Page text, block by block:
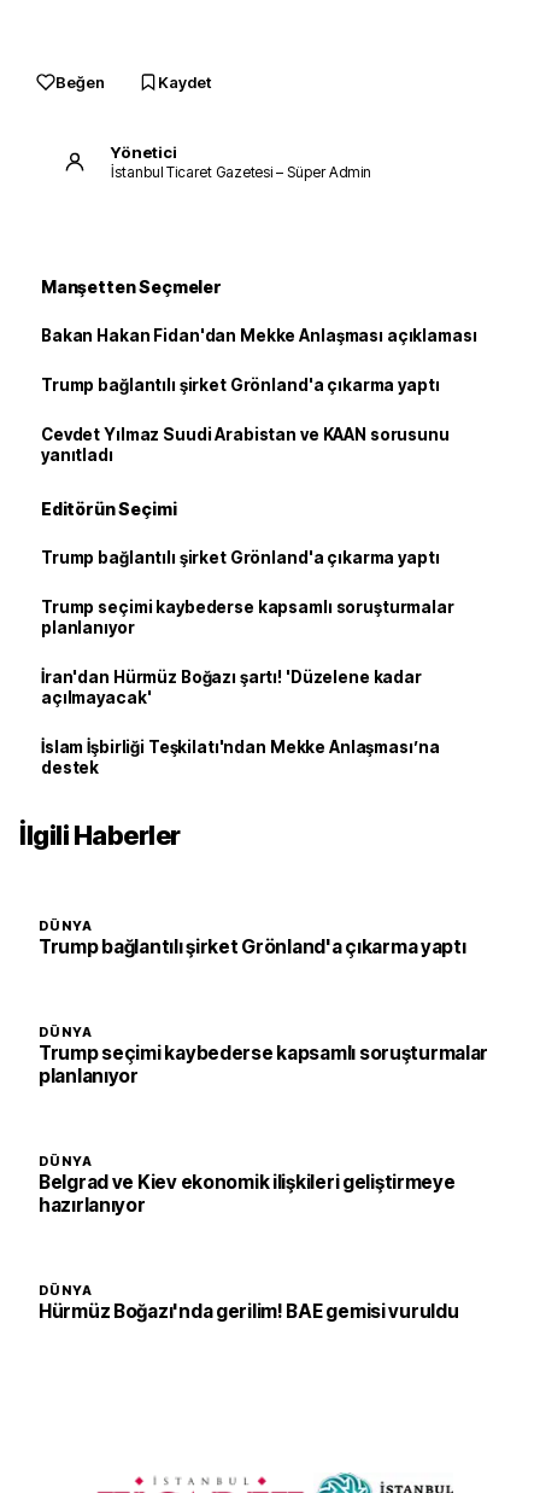
Beğen Kaydet
Yönetici
İstanbul Ticaret Gazetesi – Süper Admin
Manşetten Seçmeler
Bakan Hakan Fidan'dan Mekke Anlaşması açıklaması
Trump bağlantılı şirket Grönland'a çıkarma yaptı
Cevdet Yılmaz Suudi Arabistan ve KAAN sorusunu
yanıtladı
Editörün Seçimi
Trump bağlantılı şirket Grönland'a çıkarma yaptı
Trump seçimi kaybederse kapsamlı soruşturmalar
planlanıyor
İran'dan Hürmüz Boğazı şartı! 'Düzelene kadar
açılmayacak'
İslam İşbirliği Teşkilatı'ndan Mekke Anlaşması’na
destek
İlgili Haberler
DÜNYA
Trump bağlantılı şirket Grönland'a çıkarma yaptı
DÜNYA
Trump seçimi kaybederse kapsamlı soruşturmalar
planlanıyor
DÜNYA
Belgrad ve Kiev ekonomik ilişkileri geliştirmeye
hazırlanıyor
DÜNYA
Hürmüz Boğazı'nda gerilim! BAE gemisi vuruldu